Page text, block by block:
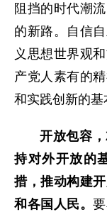
阻挡的时代潮
的新路。自信
义思想世界观
产党人素有的
和实践创新的基
开放包容
持对外开放的
措，推动构建
和各国人民。